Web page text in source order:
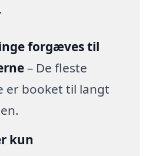
forgæves til
– De fleste
er booket til langt
kun